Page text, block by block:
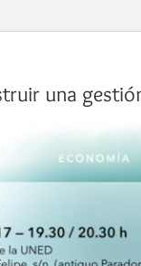
una